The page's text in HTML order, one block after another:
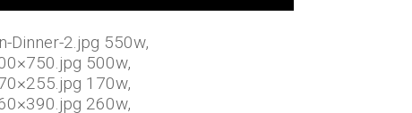
2.jpg 550w,
500w,
170w,
260w,